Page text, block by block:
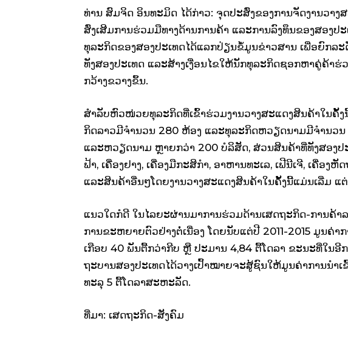
ທ່ານ ສົມ​ຈິດ ອິນ​ທະ​ມິດ ໄດ້​ກ່າວ: ຈຸດ​ປະ​ສົ່ງ​ຂອງ​ການ​ຈັດ​ງານ​ວາງ​
ສົ່ງເສີມ​ການ​ຮ່ວມ​ມື​ທາງ​ດ້ານ​ການ​ຄ້າ ແລະການ​ລົງ­ທຶນຂອງ​ສອງ​ປ
ທຸ­ລະ​ກິດຂອງ​ສອງ​ປະ­ເທດ​ໄດ້​ແລກ­ປ່ຽນ​ຂໍ້​ມູນຂ່າວ­ສານ ເພື່ອ​ຍົກ​ລ
ທັງ​ສອງ​ປະ­ເທດ ແລະ​ສ້າງ​ເງື່ອນ­ໄຂ​ໃຫ້​ນັກ­ທຸ­ລະ­ກິດ​ຊອກຫາ​ຄູ່​ຄ້າ​
ກວ້າງ­ຂວາງ​ຂຶ້ນ.
ສຳ­ລັບ​ຫົວ­ໜ່ວຍ​ທຸ­ລະ​ກິດ​ທີ່​ເຂົ້າ​ຮ່ວມງານ​ວາງ­ສະ­ແດງ​ສິນ­ຄ້າ​ໃນ​ຄັ້
ກິດລາວ​ມີ​ຈຳ­ນວນ 280 ຫ້ອງ ແລະ​ທຸ­ລະກິດ​ຫວຽດ­ນາມ​ມີ​ຈຳ­ນວ
ແລະຫວຽດ­ນາມ ຫຼາຍ​ກວ່າ 200 ບໍ­ລິ­ສັດ, ສ່ວນ​ສິນ­ຄ້າ​ທີ່​ທັງ​ສອງ​ປ
ຟ້າ, ເຄື່ອງຢາງ, ເຄື່ອງ­ມື​ກະ­ສິ­ກຳ, ອາ­ຫານ​ທະ­ເລ, ເຟີ​ນີ​ເຈີ, ເຄື່ອງ​
ແລະ​ສິນ­ຄ້າ​ອື່ນໆ​ໂດຍ​ງານ​ວາງ­ສະ­ແດງ​ສິນ­ຄ້າ​ໃນ​ຄັ້ງ​ນີ້ແມ່ນ​ເລີ່ມ ແ
ແນວ­ໃດ​ກໍ​ດີ ໃນ​ໄລ­ຍະ​ຜ່ານ​ມາ​ການຮ່ວມ​ດ້ານ​ເສດ­ຖະ­ກິດ-ການ​ຄ້
ການ​ຂະຫຍາຍ​ຕົວຢ່າງ​ຕໍ່​ເນື່ອງ ໂດຍ​ນັບ​ແຕ່​ປີ 2011-2015 ມູນ​ຄ່າ​
ເກືອບ 40 ພັນ​ຕື້​ກວ່າ​ກີບ ຫຼື ປະມານ 4,84 ຕື້​ໂດລາ ຂະ­ນະ​ທີ່​ໃນ​
ຖະ­ບານ​ສອງ​ປະ­ເທດໄດ້​ວາງ​ເປົ້າ​ໝາຍ​ຈະ​ສູ້​ຊົນ​ໃຫ້​ມູນ​ຄ່າການ​ນຳ​
ທະ­ລຸ 5 ຕື້​ໂດ​ລາ​ສະ­ຫະ­ລັດ.
ທີ່ມາ: ເສດຖະກິດ-ສັງຄົມ